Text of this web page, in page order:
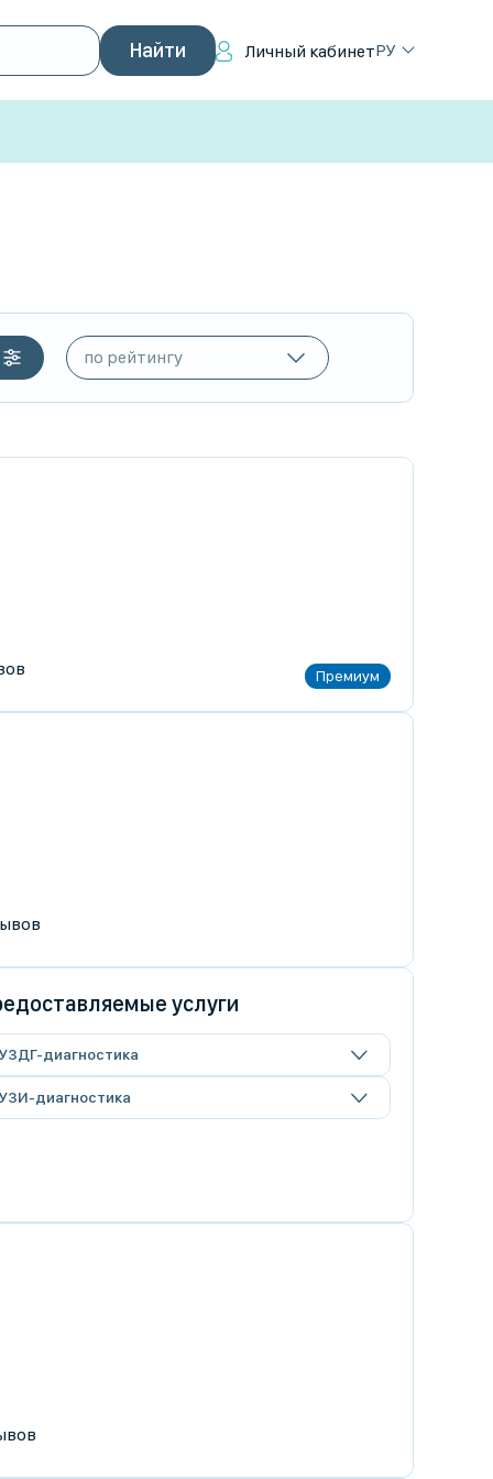
Личный кабинетРУ
услуги
УЗДГ-диагностика
УЗИ-диагностика